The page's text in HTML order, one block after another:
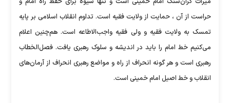
حراست از آن ، حمایت از ولایت فقیه است. تداوم انقلاب اسلامی بر پایه
تمسک به ولایت فقیه و ولی فقیه واجب‌الاطاعه است. هم‌چنین اعلام
می‌کنیم خط امام را باید در اندیشه و سلوک رهبری یافت. فصل‌الخطاب
رهبری است و هر گونه انحراف از راه و مواضع رهبری انحراف از آرمان‌های
انقلاب و خط اصیل امام خمینی است.